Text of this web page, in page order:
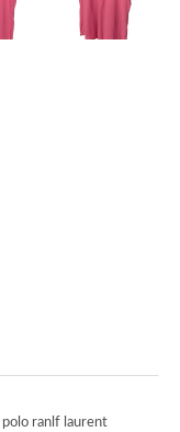
polo ranlf laurent